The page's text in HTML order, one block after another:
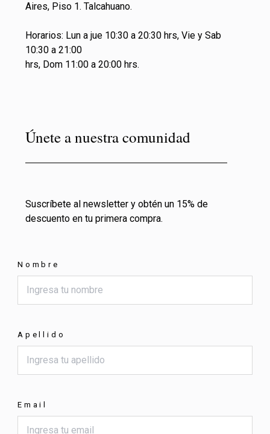
Aires, Piso 1. Talcahuano.
Horarios: Lun a jue 10:30 a 20:30 hrs, Vie y Sab
10:30 a 21:00
hrs, Dom 11:00 a 20:00 hrs.
Únete a nuestra comunidad
Suscríbete al newsletter y obtén un 15% de
descuento en tu primera compra.
Nombre
Apellido
Email